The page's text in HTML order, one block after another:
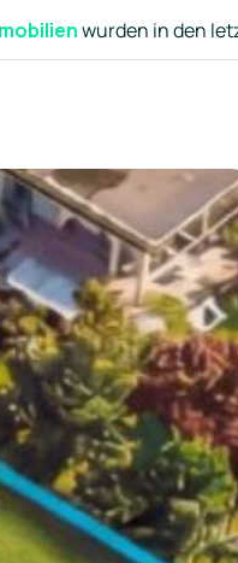
wurden in den